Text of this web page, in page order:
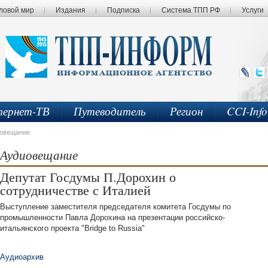
мир Издания Подписка Система ТПП РФ Услуги
ТВ Путеводитель Регион CCI-
Аудиовещание
Депутат Госдумы П.Дорохин о
сотрудничестве с Италией
Выступление заместителя председателя комитета Госдумы по
промышленности Павла Дорохина на презентации российско-
итальянского проекта "Bridge to Russia"
Аудиоархив